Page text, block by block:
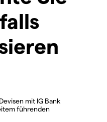
mit IG Bank
führenden